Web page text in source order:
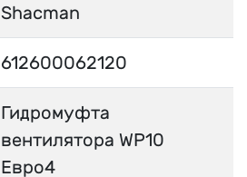
Shacman
612600062120
Гидромуфта
вентилятора WP10
Евро4